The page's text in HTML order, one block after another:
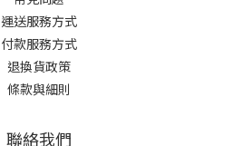
運送服務方式
付款服務方式
退換貨政策
條款與細則
聯絡我們